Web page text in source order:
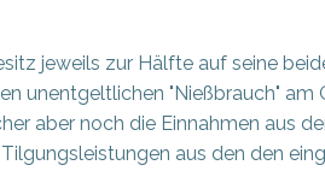
jeweils zur Hälfte auf seine
unentgeltlichen "Nießbrauch"
aber noch die Einnahmen aus
aus den den